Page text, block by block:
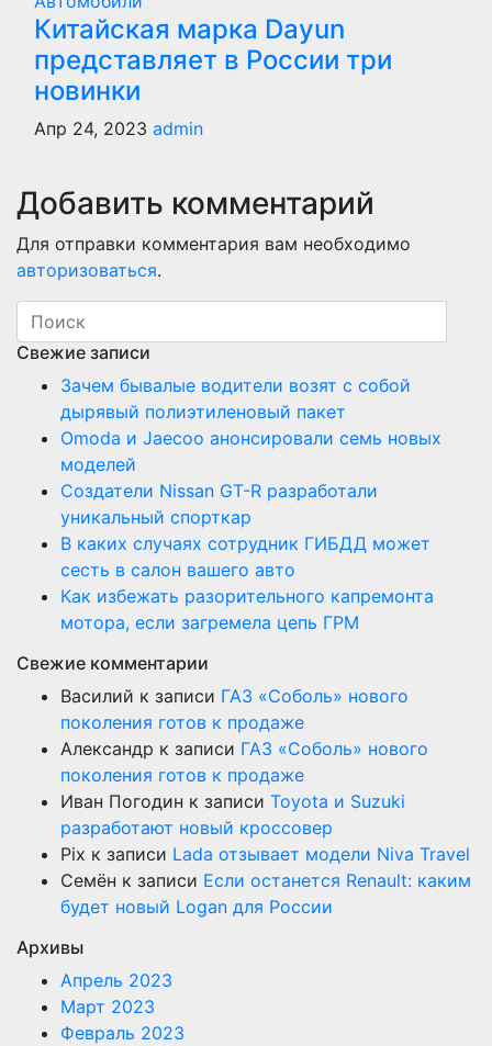
Китайская марка Dayun
представляет в России три
новинки
Апр 24, 2023 admin
Добавить комментарий
Для отправки комментария вам необходимо
авторизоваться.
Свежие записи
Зачем бывалые водители возят с собой
дырявый полиэтиленовый пакет
Оmoda и Jaecoo анонсировали семь новых
моделей
Создатели Nissan GT-R разработали
уникальный спорткар
В каких случаях сотрудник ГИБДД может
сесть в салон вашего авто
Как избежать разорительного капремонта
мотора, если загремела цепь ГРМ
Свежие комментарии
Василий к записи ГАЗ «Соболь» нового
поколения готов к продаже
Александр к записи ГАЗ «Соболь» нового
поколения готов к продаже
Иван Погодин к записи Toyota и Suzuki
разработают новый кроссовер
Pix к записи Lada отзывает модели Niva Travel
Семён к записи Если останется Renault: каким
будет новый Logan для России
Архивы
Апрель 2023
Март 2023
Февраль 2023